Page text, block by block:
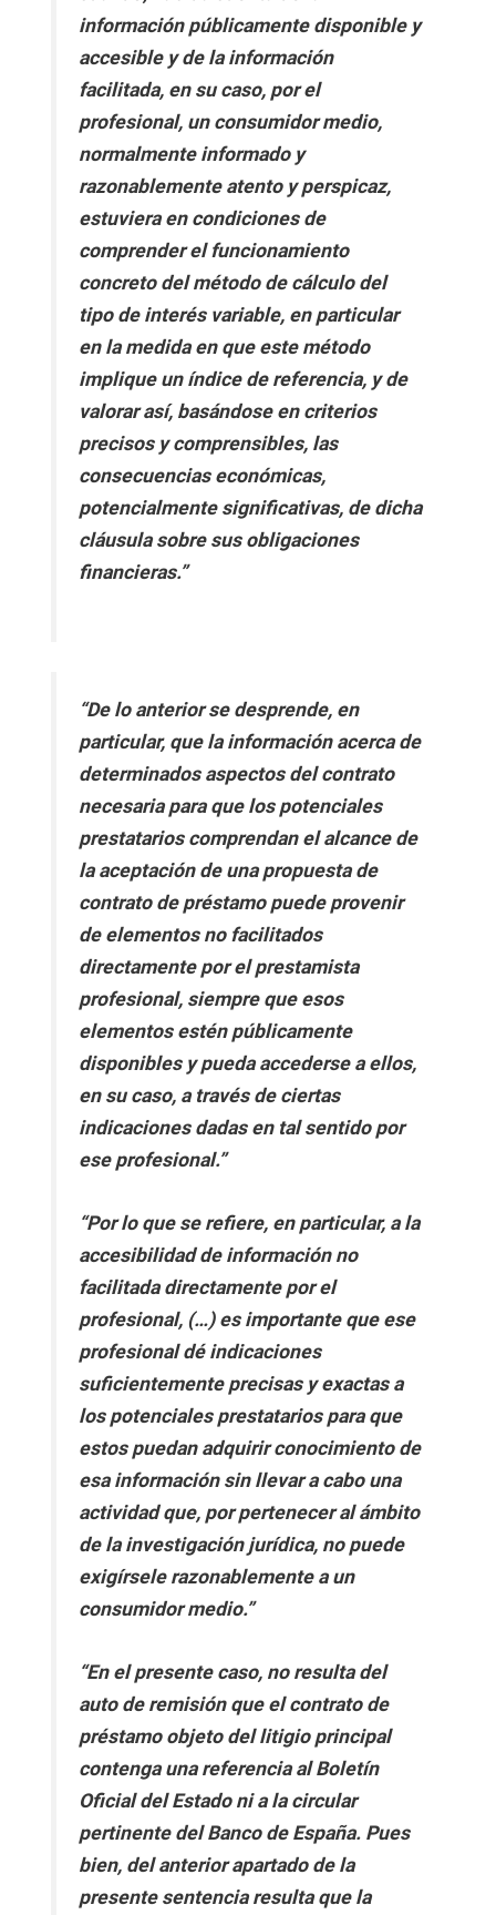
información públicamente disponible y
accesible y de la información
facilitada, en su caso, por el
profesional, un consumidor medio,
normalmente informado y
razonablemente atento y perspicaz,
estuviera en condiciones de
comprender el funcionamiento
concreto del método de cálculo del
tipo de interés variable, en particular
en la medida en que este método
implique un índice de referencia, y de
valorar así, basándose en criterios
precisos y comprensibles, las
consecuencias económicas,
potencialmente significativas, de dicha
cláusula sobre sus obligaciones
financieras.”
“De lo anterior se desprende, en
particular, que la información acerca de
determinados aspectos del contrato
necesaria para que los potenciales
prestatarios comprendan el alcance de
la aceptación de una propuesta de
contrato de préstamo puede provenir
de elementos no facilitados
directamente por el prestamista
profesional, siempre que esos
elementos estén públicamente
disponibles y pueda accederse a ellos,
en su caso, a través de ciertas
indicaciones dadas en tal sentido por
ese profesional.”
“Por lo que se refiere, en particular, a la
accesibilidad de información no
facilitada directamente por el
profesional, (…) es importante que ese
profesional dé indicaciones
suficientemente precisas y exactas a
los potenciales prestatarios para que
estos puedan adquirir conocimiento de
esa información sin llevar a cabo una
actividad que, por pertenecer al ámbito
de la investigación jurídica, no puede
exigírsele razonablemente a un
consumidor medio.”
“En el presente caso, no resulta del
auto de remisión que el contrato de
préstamo objeto del litigio principal
contenga una referencia al Boletín
Oficial del Estado ni a la circular
pertinente del Banco de España. Pues
bien, del anterior apartado de la
presente sentencia resulta que la